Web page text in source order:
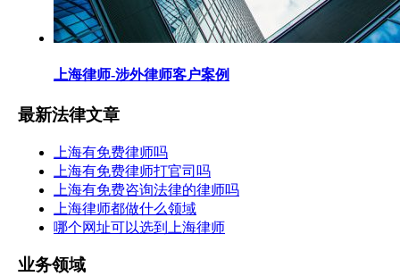
上海律师-涉外律师客户案例
最新法律文章
上海有免费律师吗
上海有免费律师打官司吗
上海有免费咨询法律的律师吗
上海律师都做什么领域
哪个网址可以选到上海律师
业务领域